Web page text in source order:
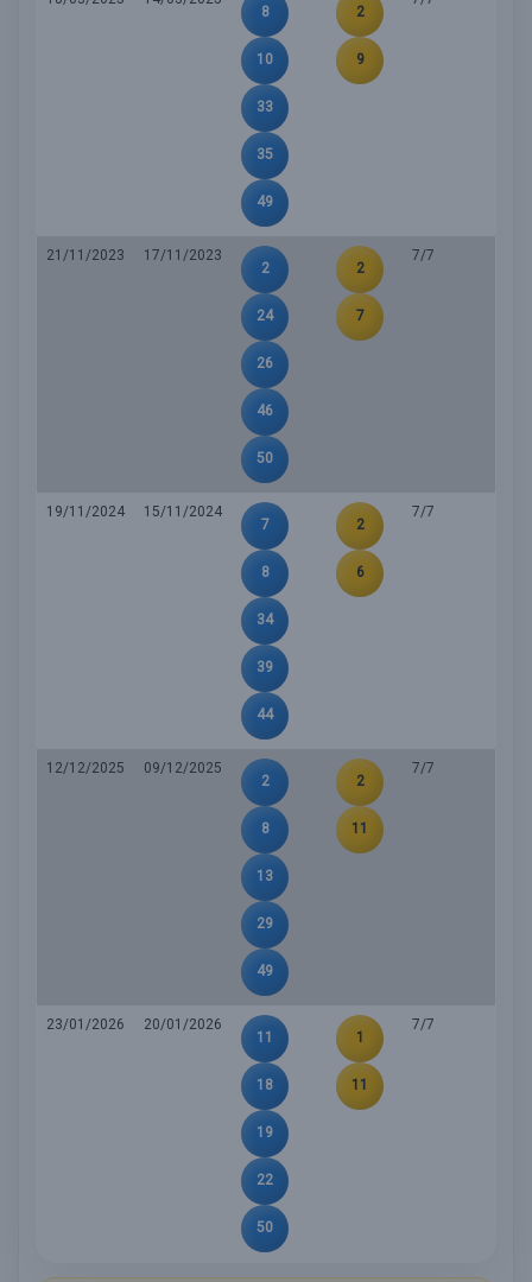
8
10
33
35
49
2
9
21/11/2023
17/11/2023
2
24
26
46
50
2
7
7/7
19/11/2024
15/11/2024
7
8
34
39
44
2
6
7/7
12/12/2025
09/12/2025
2
8
13
29
49
2
11
7/7
23/01/2026
20/01/2026
11
18
19
22
50
1
11
7/7